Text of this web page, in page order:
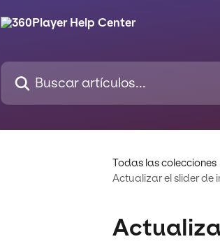
Buscar artículos...
Todas las colecciones
Actualizar el slider de